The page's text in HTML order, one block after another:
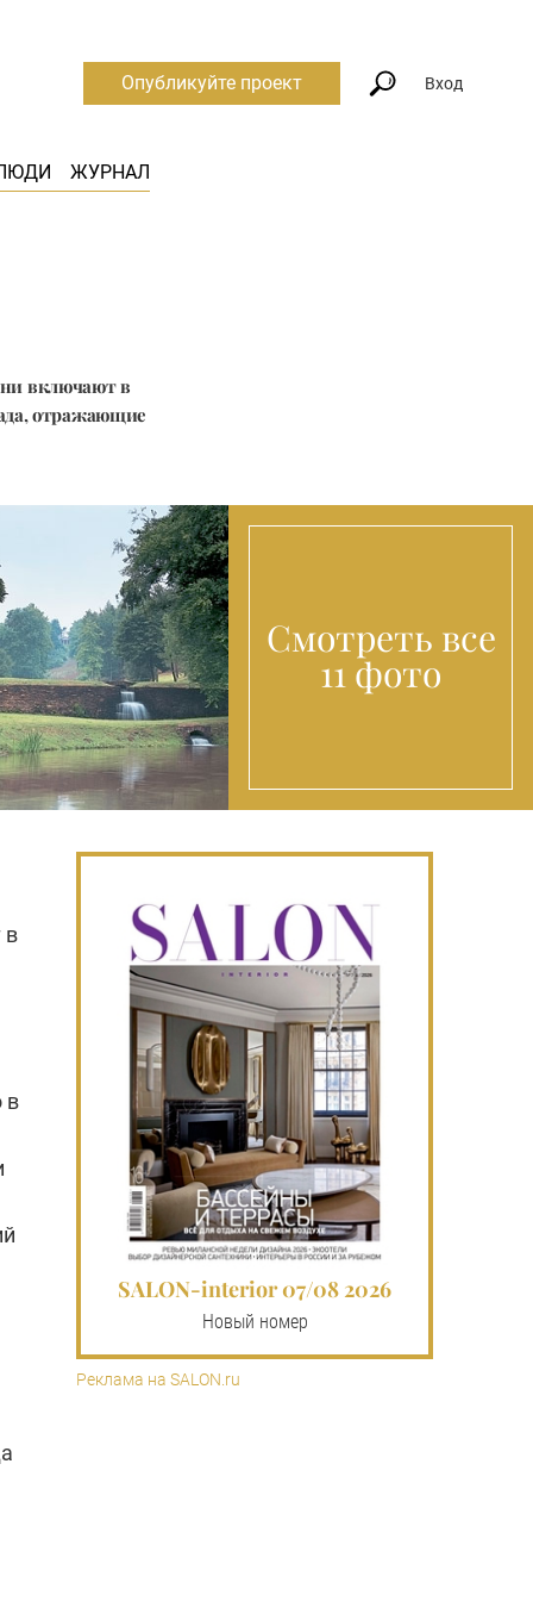
ЖУРНАЛ
Опубликуйте проект Вход
включают в
отражающие
Смотреть все
11 фото
в
в
SALON-interior 07/08 2026
Новый номер
Реклама на SALON.ru